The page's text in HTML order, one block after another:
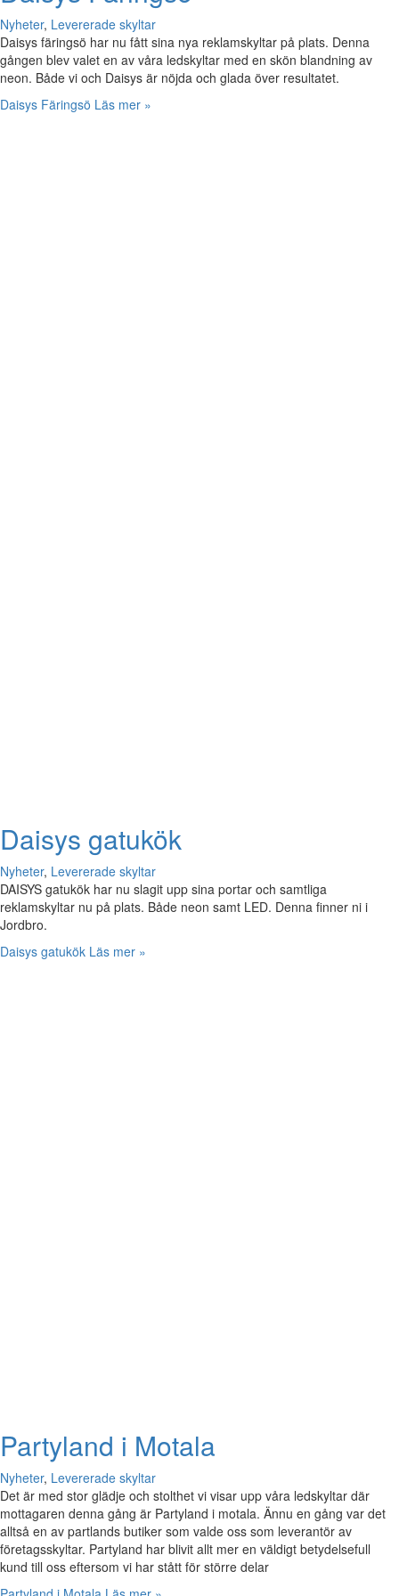
Nyheter, Levererade skyltar
Daisys färingsö har nu fått sina nya reklamskyltar på plats. Denna
gången blev valet en av våra ledskyltar med en skön blandning av
neon. Både vi och Daisys är nöjda och glada över resultatet.
Daisys Färingsö Läs mer »
Daisys gatukök
Nyheter, Levererade skyltar
DAISYS gatukök har nu slagit upp sina portar och samtliga
reklamskyltar nu på plats. Både neon samt LED. Denna finner ni i
Jordbro.
Daisys gatukök Läs mer »
Partyland i Motala
Nyheter, Levererade skyltar
Det är med stor glädje och stolthet vi visar upp våra ledskyltar där
mottagaren denna gång är Partyland i motala. Ännu en gång var det
alltså en av partlands butiker som valde oss som leverantör av
företagsskyltar. Partyland har blivit allt mer en väldigt betydelsefull
kund till oss eftersom vi har stått för större delar